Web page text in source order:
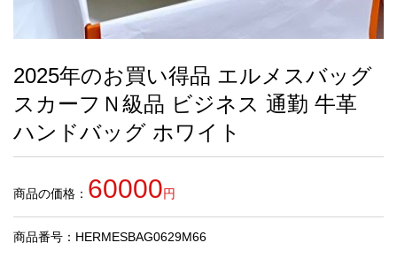
す
め
商
人
2025年のお買い得品 エルメスバッグ
スカーフＮ級品 ビジネス 通勤 牛革
ハンドバッグ ホワイト
商品の価格： 60000円
商品番号：HERMESBAG0629M66